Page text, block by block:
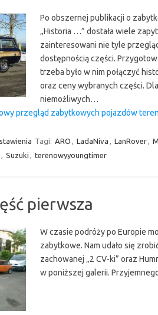
Po obszernej publikacji o
„Historia …” dostała wiele
zainteresowani nie tyle
dostępnością części.
trzeba było w nim połączyć
oraz ceny wybranych części.
niemożliwych…
przegląd zabytkowych pojazdów
Tagi: ARO , LadaNiva , LanRover,
, Suzuki , terenowyyoungtimer
pierwsza
W czasie podróży po Europie
zabytkowe. Nam udało się
zachowanej „2 CV-ki” oraz
w poniższej galerii.